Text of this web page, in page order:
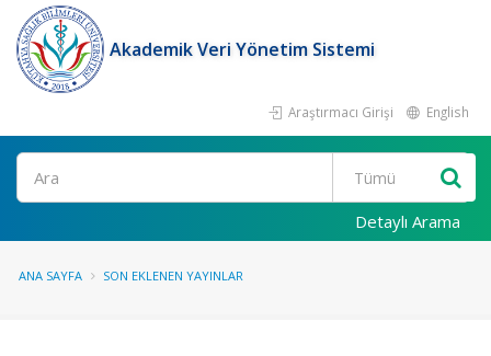
Akademik Veri Yönetim Sistemi
Araştırmacı Girişi English
Ara
Detaylı Arama
ANA SAYFA SON EKLENEN YAYINLAR